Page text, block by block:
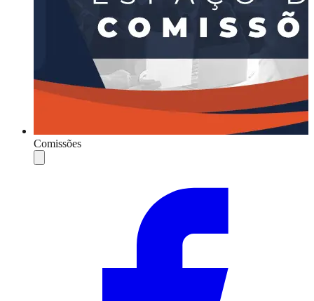
Comissões
Compartilhar